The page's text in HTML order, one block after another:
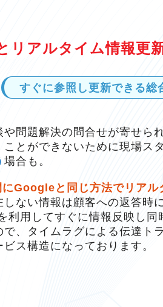
リアルタイム情報更
すぐに参照し更新できる総
問題解決の問合せが寄せら
とができないために現場ス
場合も。
にGoogleと同じ方法でリアル
しない情報は顧客への返答時
利用してすぐに情報反映し同
で、タイムラグによる伝達ト
ス構造になっております。